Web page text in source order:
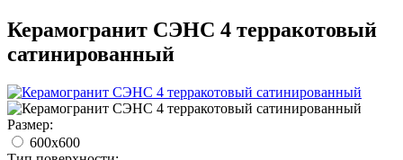
Керамогранит СЭНС 4 терракотовый
сатинированный
Размер:
600x600